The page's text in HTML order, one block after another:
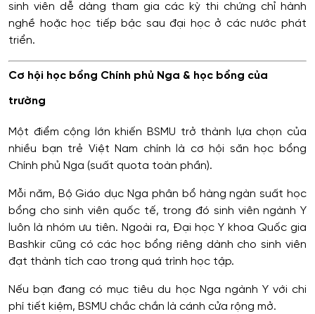
sinh viên dễ dàng tham gia các kỳ thi chứng chỉ hành
nghề hoặc học tiếp bậc sau đại học ở các nước phát
triển.
Cơ hội học bổng Chính phủ Nga & học bổng của
trường
Một điểm cộng lớn khiến BSMU trở thành lựa chọn của
nhiều bạn trẻ Việt Nam chính là cơ hội săn học bổng
Chính phủ Nga (suất quota toàn phần).
Mỗi năm, Bộ Giáo dục Nga phân bổ hàng ngàn suất học
bổng cho sinh viên quốc tế, trong đó sinh viên ngành Y
luôn là nhóm ưu tiên. Ngoài ra, Đại học Y khoa Quốc gia
Bashkir cũng có các học bổng riêng dành cho sinh viên
đạt thành tích cao trong quá trình học tập.
Nếu bạn đang có mục tiêu du học Nga ngành Y với chi
phí tiết kiệm, BSMU chắc chắn là cánh cửa rộng mở.